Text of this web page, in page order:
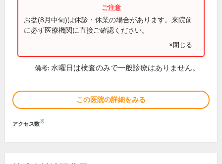
お盆(8月中旬)は休診・休業の場合があります。来院前
に必ず医療機関に直接ご確認ください。
×閉じる
備考: 水曜日は検査のみで一般診療はありません。
この医院の詳細をみる
アクセス数※